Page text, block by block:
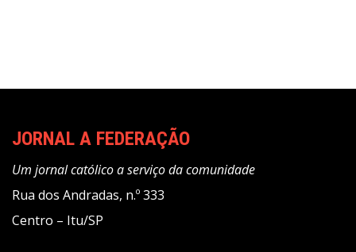
JORNAL A FEDERAÇÃO
Um jornal católico a serviço da comunidade
Rua dos Andradas, n.º 333
Centro – Itu/SP